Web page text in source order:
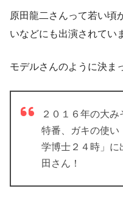
原田龍二さんって若い頃
いなどにも出演されてい
モデルさんのように決ま
２０１６年の大
特番、ガキの使い
学博士２４時」に
田さん！